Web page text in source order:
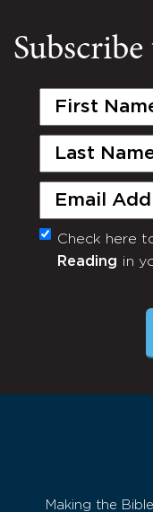
First
Last
Email
(Required)
Monthly
Newsletter
Check here
Reading in
Making the